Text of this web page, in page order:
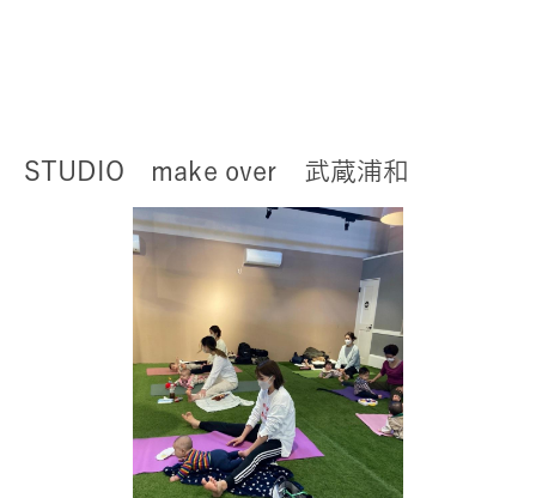
STUDIO make over 武蔵浦和